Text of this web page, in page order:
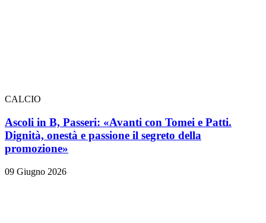
CALCIO
Ascoli in B, Passeri: «Avanti con Tomei e Patti.
Dignità, onestà e passione il segreto della
promozione»
09 Giugno 2026